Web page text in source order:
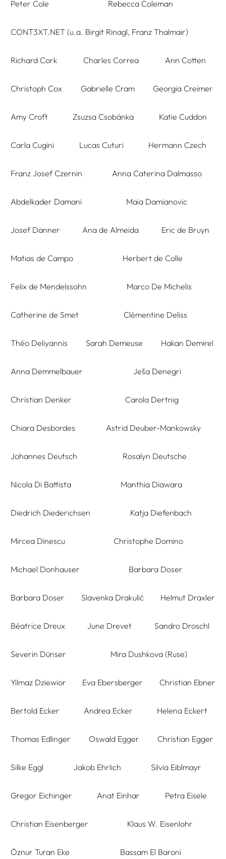
Peter Cole Rebecca Coleman
CONT3XT.NET (u.a. Birgit Rinagl, Franz Thalmair)
Richard Cork Charles Correa Ann Cotten
Christoph Cox Gabrielle Cram Georgia Creimer
Amy Croft Zsuzsa Csobánka Katie Cuddon
Carla Cugini Lucas Cuturi Hermann Czech
Franz Josef Czernin Anna Caterina Dalmasso
Abdelkader Damani Maia Damianovic
Josef Danner Ana de Almeida Eric de Bruyn
Matias de Campo Herbert de Colle
Felix de Mendelssohn Marco De Michelis
Catherine de Smet Clémentine Deliss
Théo Deliyannis Sarah Demeuse Hakan Demirel
Anna Demmelbauer Ješa Denegri
Christian Denker Carola Dertnig
Chiara Desbordes Astrid Deuber-Mankowsky
Johannes Deutsch Rosalyn Deutsche
Nicola Di Battista Manthia Diawara
Diedrich Diederichsen Katja Diefenbach
Mircea Dinescu Christophe Domino
Michael Donhauser Barbara Doser
Barbara Doser Slavenka Drakulić Helmut Draxler
Béatrice Dreux June Drevet Sandro Droschl
Severin Dünser Mira Dushkova (Ruse)
Yilmaz Dziewior Eva Ebersberger Christian Ebner
Bertold Ecker Andrea Ecker Helena Eckert
Thomas Edlinger Oswald Egger Christian Egger
Silke Eggl Jakob Ehrlich Silvia Eiblmayr
Gregor Eichinger Anat Einhar Petra Eisele
Christian Eisenberger Klaus W. Eisenlohr
Öznur Turan Eke Bassam El Baroni